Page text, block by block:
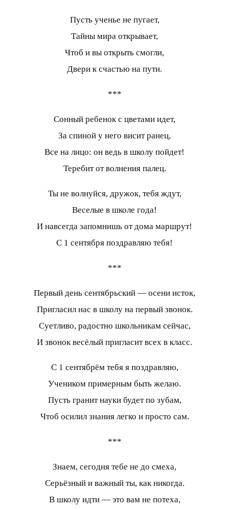
Пусть ученье не пугает,
Тайны мира открывает,
Чтоб и вы открыть смогли,
Двери к счастью на пути.
***
Сонный ребенок с цветами идет,
За спиной у него висит ранец,
Все на лицо: он ведь в школу пойдет!
Теребит от волнения палец.
Ты не волнуйся, дружок, тебя ждут,
Веселые в школе года!
И навсегда запомнишь от дома маршрут!
С 1 сентября поздравляю тебя!
***
Первый день сентябрьский — осени исток,
Пригласил нас в школу на первый звонок.
Суетливо, радостно школьникам сейчас,
И звонок весёлый пригласит всех в класс.
С 1 сентябрём тебя я поздравляю,
Учеником примерным быть желаю.
Пусть гранит науки будет по зубам,
Чтоб осилил знания легко и просто сам.
***
Знаем, сегодня тебе не до смеха,
Серьёзный и важный ты, как никогда.
В школу идти — это вам не потеха,